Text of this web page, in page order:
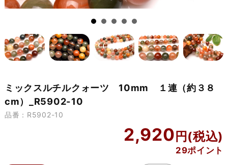
ミックスルチルクォーツ 10mm １連（約３８
cm）_R5902-10
品番：R5902-10
2,920
29ポイント